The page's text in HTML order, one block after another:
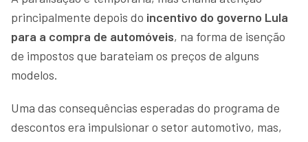
principalmente depois do incentivo do governo Lula
para a compra de automóveis, na forma de isenção
de impostos que barateiam os preços de alguns
modelos.
Uma das consequências esperadas do programa de
descontos era impulsionar o setor automotivo, mas,